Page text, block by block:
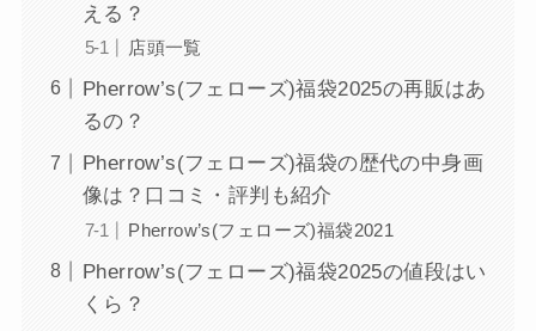
える？
店頭一覧
Pherrow’s(フェローズ)福袋2025の再販はあ
るの？
Pherrow’s(フェローズ)福袋の歴代の中身画
像は？口コミ・評判も紹介
Pherrow’s(フェローズ)福袋2021
Pherrow’s(フェローズ)福袋2025の値段はい
くら？